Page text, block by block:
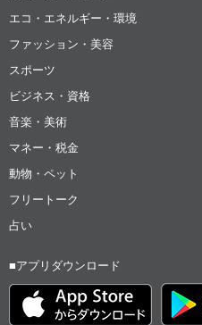
エコ・エネルギー・環境
ファッション・美容
スポーツ
ビジネス・資格
音楽・美術
マネー・税金
動物・ペット
フリートーク
占い
■アプリダウンロード